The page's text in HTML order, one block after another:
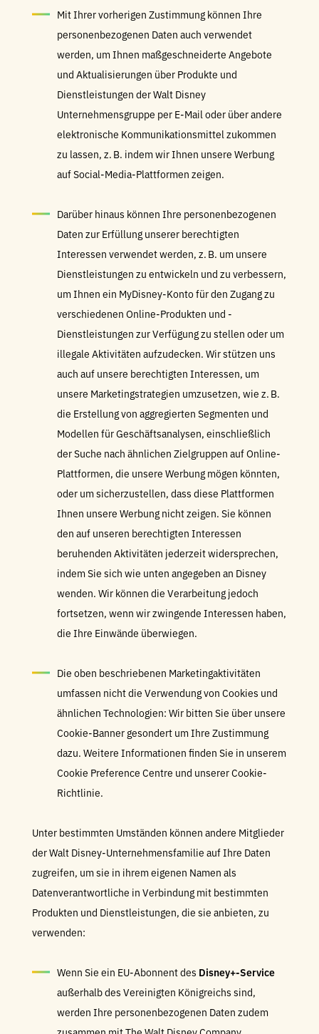
Mit Ihrer vorherigen Zustimmung können Ihre
personenbezogenen Daten auch verwendet
werden, um Ihnen maßgeschneiderte Angebote
und Aktualisierungen über Produkte und
Dienstleistungen der Walt Disney
Unternehmensgruppe per E-Mail oder über andere
elektronische Kommunikationsmittel zukommen
zu lassen, z. B. indem wir Ihnen unsere Werbung
auf Social-Media-Plattformen zeigen.
Darüber hinaus können Ihre personenbezogenen
Daten zur Erfüllung unserer berechtigten
Interessen verwendet werden, z. B. um unsere
Dienstleistungen zu entwickeln und zu verbessern,
um Ihnen ein MyDisney-Konto für den Zugang zu
verschiedenen Online-Produkten und -
Dienstleistungen zur Verfügung zu stellen oder um
illegale Aktivitäten aufzudecken. Wir stützen uns
auch auf unsere berechtigten Interessen, um
unsere Marketingstrategien umzusetzen, wie z. B.
die Erstellung von aggregierten Segmenten und
Modellen für Geschäftsanalysen, einschließlich
der Suche nach ähnlichen Zielgruppen auf Online-
Plattformen, die unsere Werbung mögen könnten,
oder um sicherzustellen, dass diese Plattformen
Ihnen unsere Werbung nicht zeigen. Sie können
den auf unseren berechtigten Interessen
beruhenden Aktivitäten jederzeit widersprechen,
indem Sie sich wie unten angegeben an Disney
wenden. Wir können die Verarbeitung jedoch
fortsetzen, wenn wir zwingende Interessen haben,
die Ihre Einwände überwiegen.
Die oben beschriebenen Marketingaktivitäten
umfassen nicht die Verwendung von Cookies und
ähnlichen Technologien: Wir bitten Sie über unsere
Cookie-Banner gesondert um Ihre Zustimmung
dazu. Weitere Informationen finden Sie in unserem
Cookie Preference Centre und unserer Cookie-
Richtlinie.
Unter bestimmten Umständen können andere Mitglieder
der Walt Disney-Unternehmensfamilie auf Ihre Daten
zugreifen, um sie in ihrem eigenen Namen als
Datenverantwortliche in Verbindung mit bestimmten
Produkten und Dienstleistungen, die sie anbieten, zu
verwenden:
Wenn Sie ein EU-Abonnent des Disney+-Service
außerhalb des Vereinigten Königreichs sind,
werden Ihre personenbezogenen Daten zudem